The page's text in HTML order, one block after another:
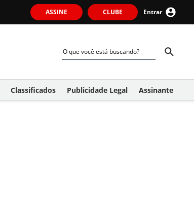
ASSINE CLUBE Entrar
Classificados Publicidade Legal Assinante